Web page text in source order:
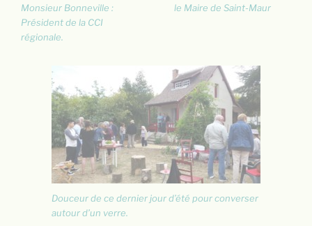
Monsieur Bonneville :
Président de la CCI
régionale.
le Maire de Saint-Maur
Douceur de ce dernier jour d’été pour converser
autour d’un verre.